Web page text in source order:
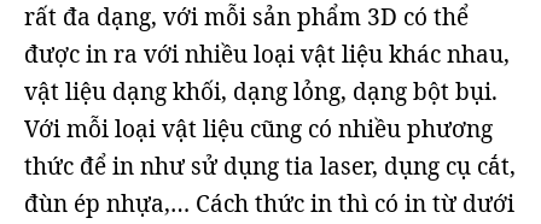
rất đa dạng, với mỗi sản phẩm 3D có thể
được in ra với nhiều loại vật liệu khác nhau,
vật liệu dạng khối, dạng lỏng, dạng bột bụi.
Với mỗi loại vật liệu cũng có nhiều phương
thức để in như sử dụng tia laser, dụng cụ cắt,
đùn ép nhựa,… Cách thức in thì có in từ dưới